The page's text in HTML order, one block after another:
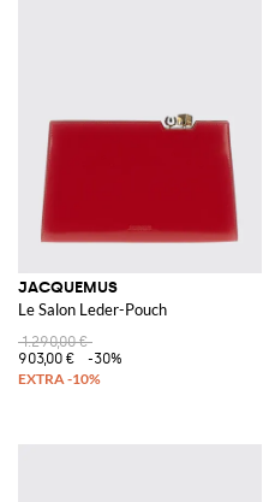
JACQUEMUS
Le Salon Leder-Pouch
1.290,00 €
903,00 €
-30%